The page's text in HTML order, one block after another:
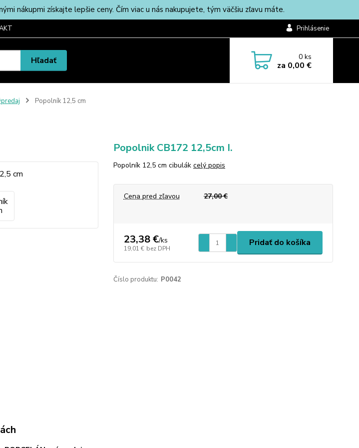
nákupmi získajte lepšie ceny. Čím viac u nás nakupujete, tým väčšiu zľavu máte.
Prihlásenie
Hľadať 0ks
za 0,00 €
Popolník 12,5 cm
Popolnik CB172 12,5cm I.
Popolník 12,5 cm cibulák celý popis
Cena pred zľavou 27,00 €
23,38 €/ks
19,01 € bez DPH
Pridať do košíka
Číslo produktu: P0042